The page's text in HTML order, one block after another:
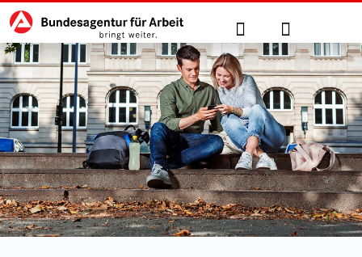
zu den Hauptinhalten springen
Hauptnavigation Suche Anmelden